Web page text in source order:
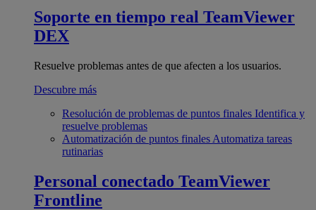
Soporte en tiempo real TeamViewer
DEX
Resuelve problemas antes de que afecten a los usuarios.
Descubre más
Resolución de problemas de puntos finales Identifica y
resuelve problemas
Automatización de puntos finales Automatiza tareas
rutinarias
Personal conectado TeamViewer
Frontline